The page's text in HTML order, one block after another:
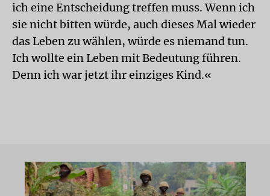
ich eine Entscheidung treffen muss. Wenn ich
sie nicht bitten würde, auch dieses Mal wieder
das Leben zu wählen, würde es niemand tun.
Ich wollte ein Leben mit Bedeutung führen.
Denn ich war jetzt ihr einziges Kind.«